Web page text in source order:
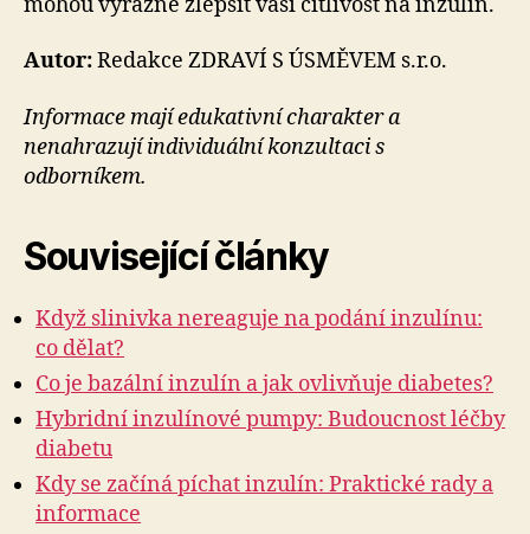
Autor:Redakce ZDRAVÍ S ÚSMĚVEM s.r.o.
Informace mají edukativní charakter a
nenahrazují individuální konzultaci s
odborníkem.
Související články
Když slinivka nereaguje na podání inzulínu:
co dělat?
Co je bazální inzulín a jak ovlivňuje diabetes?
Hybridní inzulínové pumpy: Budoucnost léčby
diabetu
Kdy se začíná píchat inzulín: Praktické rady a
informace